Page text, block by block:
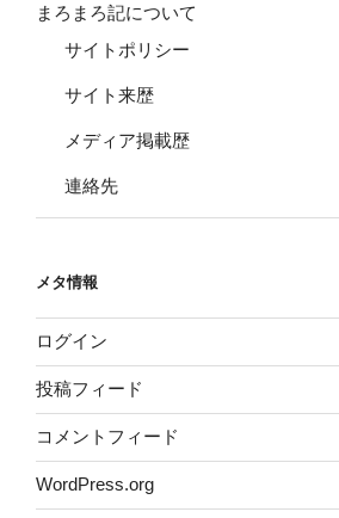
まろまろ記について
サイトポリシー
サイト来歴
メディア掲載歴
連絡先
メタ情報
ログイン
投稿フィード
コメントフィード
WordPress.org